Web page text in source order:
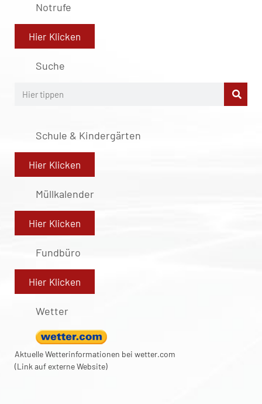
Notrufe
Hier Klicken
Suche
Schule & Kindergärten
Hier Klicken
Müllkalender
Hier Klicken
Fundbüro
Hier Klicken
Wetter
Aktuelle Wetterinformationen bei wetter.com
(Link auf externe Website)